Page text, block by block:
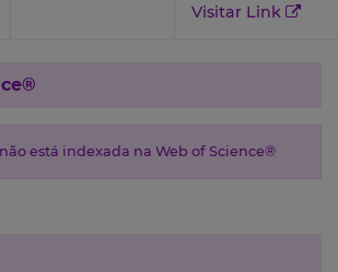
Visitar Link
está indexada na Web of Science®